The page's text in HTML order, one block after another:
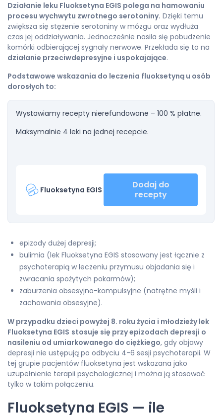
Działanie leku Fluoksetyna EGIS polega na hamowaniu
procesu wychwytu zwrotnego serotoniny. Dzięki temu
zwiększa się stężenie serotoniny w mózgu oraz wydłuża
czas jej oddziaływania. Jednocześnie nasila się pobudzenie
komórki odbierającej sygnały nerwowe. Przekłada się to na
działanie przeciwdepresyjne i uspokajające.
Podstawowe wskazania do leczenia fluoksetyną u osób
dorosłych to:
Wystawiamy recepty nierefundowane – 100 % płatne.
Maksymalnie 4 leki na jednej recepcie.
Fluoksetyna EGIS
Dodaj do
recepty
epizody dużej depresji;
bulimia (lek Fluoksetyna EGIS stosowany jest łącznie z
psychoterapią w leczeniu przymusu objadania się i
zwracania spożytych pokarmów);
zaburzenia obsesyjno-kompulsyjne (natrętne myśli i
zachowania obsesyjne).
W przypadku dzieci powyżej 8. roku życia i młodzieży lek
Fluoksetyna EGIS stosuje się przy epizodach depresji o
nasileniu od umiarkowanego do ciężkiego, gdy objawy
depresji nie ustępują po odbyciu 4-6 sesji psychoterapii. W
tej grupie pacjentów fluoksetyna jest wskazana jako
uzupełnienie terapii psychologicznej i można ją stosować
tylko w takim połączeniu.
Fluoksetyna EGIS — ile